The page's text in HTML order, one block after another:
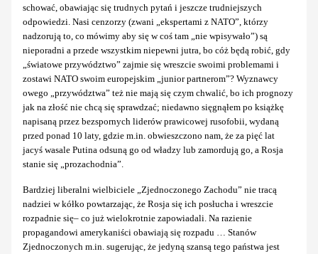
schować, obawiając się trudnych pytań i jeszcze trudniejszych
odpowiedzi. Nasi cenzorzy (zwani „ekspertami z NATO”, którzy
nadzorują to, co mówimy aby się w coś tam „nie wpisywało”) są
nieporadni a przede wszystkim niepewni jutra, bo cóż będą robić, gdy
„światowe przywództwo” zajmie się wreszcie swoimi problemami i
zostawi NATO swoim europejskim „junior partnerom”? Wyznawcy
owego „przywództwa” też nie mają się czym chwalić, bo ich prognozy
jak na złość nie chcą się sprawdzać; niedawno sięgnąłem po książkę
napisaną przez bezspornych liderów prawicowej rusofobii, wydaną
przed ponad 10 laty, gdzie m.in. obwieszczono nam, że za pięć lat
jacyś wasale Putina odsuną go od władzy lub zamordują go, a Rosja
stanie się „prozachodnia”.
Bardziej liberalni wielbiciele „Zjednoczonego Zachodu” nie tracą
nadziei w kółko powtarzając, że Rosja się ich posłucha i wreszcie
rozpadnie się– co już wielokrotnie zapowiadali. Na razienie
propagandowi amerykaniści obawiają się rozpadu … Stanów
Zjednoczonych m.in. sugerując, że jedyną szansą tego państwa jest